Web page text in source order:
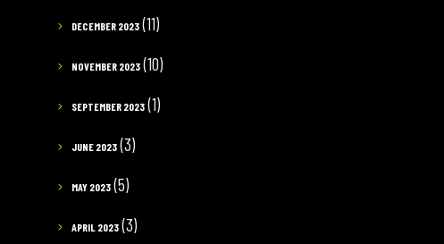
DECEMBER 2023 (11)
NOVEMBER 2023 (10)
SEPTEMBER 2023 (1)
JUNE 2023 (3)
MAY 2023 (5)
APRIL 2023 (3)